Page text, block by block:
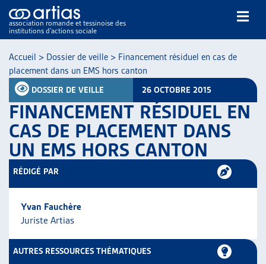
association romande et tessinoise des
institutions d’actions sociale
NOS PUBLICATIONS
ARTICLES
RESSOURCES
THÉMATIQUES
GUIDE SOCIAL ROMAND
Accueil > Dossier de veille > Financement résiduel en cas de
placement dans un EMS hors canton
DOSSIER DE VEILLE 26 OCTOBRE 2015
FINANCEMENT RÉSIDUEL EN
CAS DE PLACEMENT DANS
UN EMS HORS CANTON
RÉDIGÉ PAR
Yvan Fauchère
Juriste Artias
AUTRES RESSOURCES THÉMATIQUES